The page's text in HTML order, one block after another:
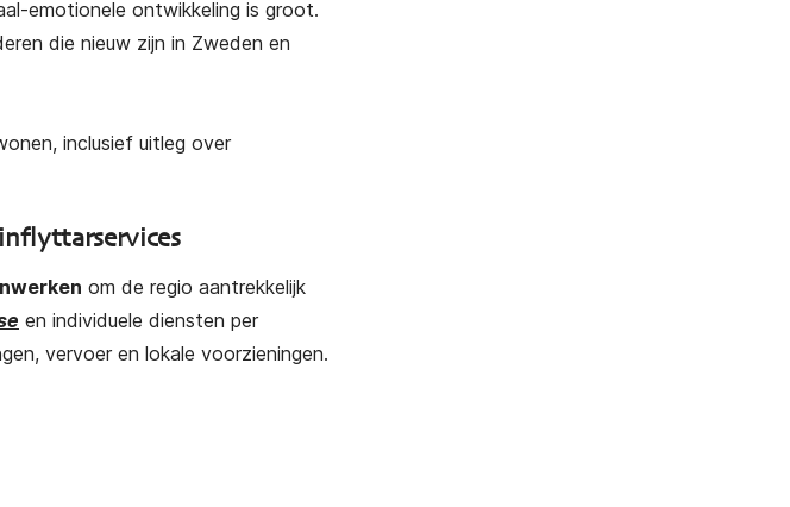
emotionele ontwikkeling is groot.
die nieuw zijn in Zweden en
inclusief uitleg over
om de regio aantrekkelijk
en individuele diensten per
vervoer en lokale voorzieningen.